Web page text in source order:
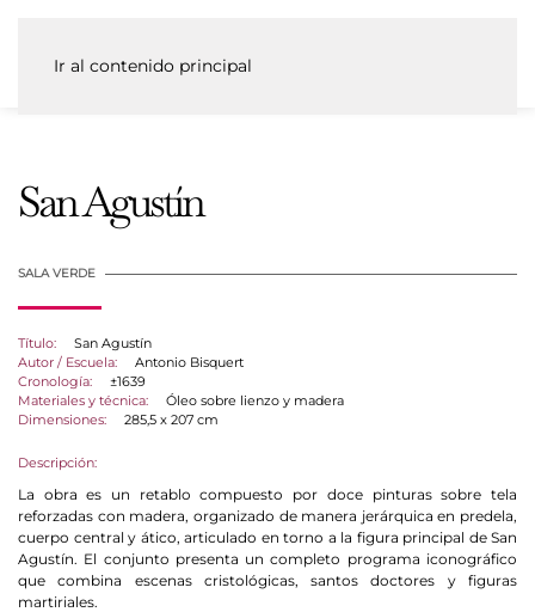
Ir al contenido principal
San Agustín
SALA VERDE
Título:
San Agustín
Autor / Escuela:
Antonio Bisquert
Cronología:
±1639
Materiales y técnica:
Óleo sobre lienzo y madera
Dimensiones:
285,5 x 207 cm
Descripción:
La obra es un retablo compuesto por doce pinturas sobre tela
reforzadas con madera, organizado de manera jerárquica en predela,
cuerpo central y ático, articulado en torno a la figura principal de San
Agustín. El conjunto presenta un completo programa iconográfico
que combina escenas cristológicas, santos doctores y figuras
martiriales.